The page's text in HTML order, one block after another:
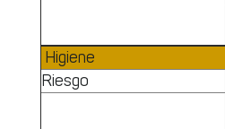
Higiene
Riesgo